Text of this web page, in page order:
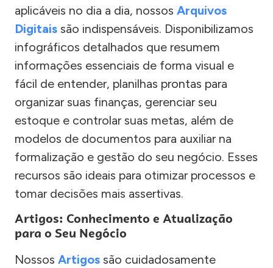
aplicáveis no dia a dia, nossos Arquivos
Digitais são indispensáveis. Disponibilizamos
infográficos detalhados que resumem
informações essenciais de forma visual e
fácil de entender, planilhas prontas para
organizar suas finanças, gerenciar seu
estoque e controlar suas metas, além de
modelos de documentos para auxiliar na
formalização e gestão do seu negócio. Esses
recursos são ideais para otimizar processos e
tomar decisões mais assertivas.
Artigos: Conhecimento e Atualização
para o Seu Negócio
Nossos Artigos são cuidadosamente